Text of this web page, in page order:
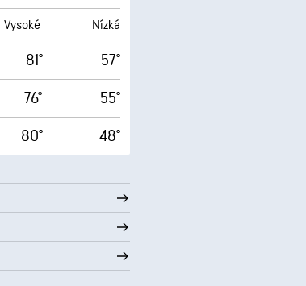
Vysoké Nízká
81° 57°
76° 55°
80° 48°